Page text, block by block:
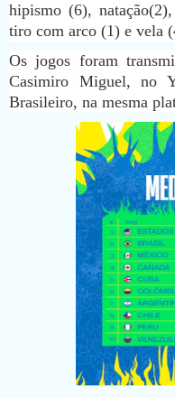
hipismo (6),
tiro com arco (1) e vela
Os jogos foram
Casimiro Miguel, no
Brasileiro, na mesma